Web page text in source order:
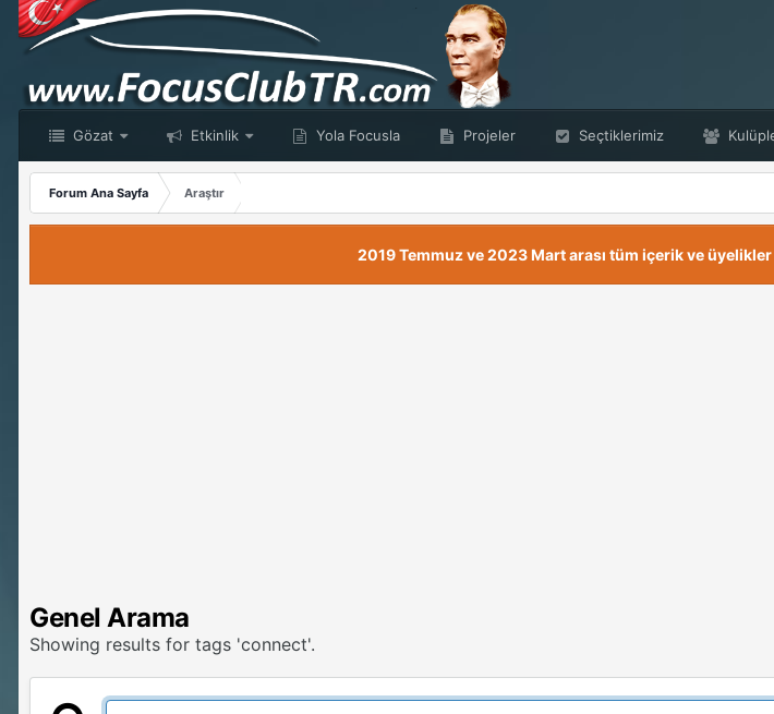
Gözat Etkinlik Yola Focusla Projeler Seçtiklerimiz
Forum Ana Sayfa
Araştır
2019 Temmuz ve 2023 Mart arası tüm içerik ve
Genel Arama
Showing results for tags 'connect'.